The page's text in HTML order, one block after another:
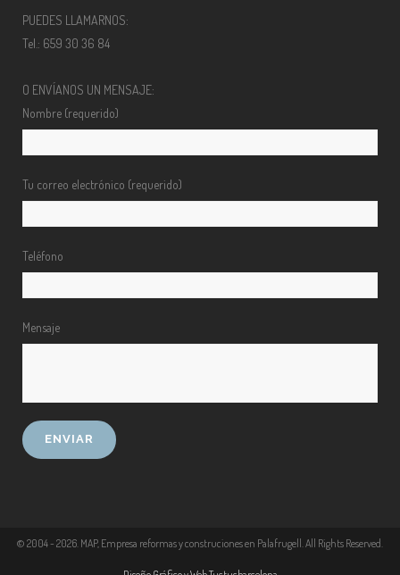
PUEDES LLAMARNOS:
Tel.: 659 30 36 84
O ENVÍANOS UN MENSAJE:
Nombre (requerido)
Tu correo electrónico (requerido)
Teléfono
Mensaje
© 2004 - 2026 . MAP, Empresa reformas y construciones en Palafrugell. All Rights Reserved.